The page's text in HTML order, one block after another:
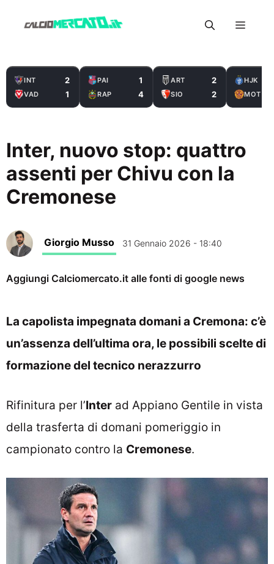
Menu
INT 2
VAD 1
PAI 1
RAP 4
ART 2
SIO 2
HJK
MOT
Inter, nuovo stop: quattro
assenti per Chivu con la
Cremonese
Giorgio Musso 31 Gennaio 2026 - 18:40
Aggiungi Calciomercato.it alle fonti di google news
La capolista impegnata domani a Cremona: c’è
un’assenza dell’ultima ora, le possibili scelte di
formazione del tecnico nerazzurro
Rifinitura per l’Inter ad Appiano Gentile in vista
della trasferta di domani pomeriggio in
campionato contro la Cremonese.